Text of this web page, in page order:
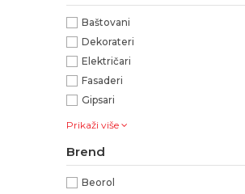
Baštovani
Dekorateri
Električari
Fasaderi
Gipsari
Prikaži više
Brend
Beorol